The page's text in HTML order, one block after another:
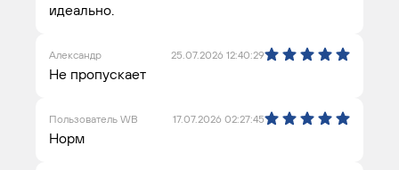
идеально.
Александр 25.07.2026 12:40:29
Не пропускает
Пользователь WB 17.07.2026 02:27:45
Норм